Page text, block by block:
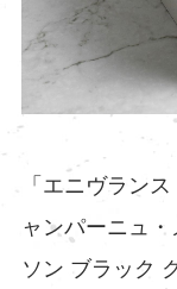
「エニヴラン
ャンパーニュ
ソン ブラック